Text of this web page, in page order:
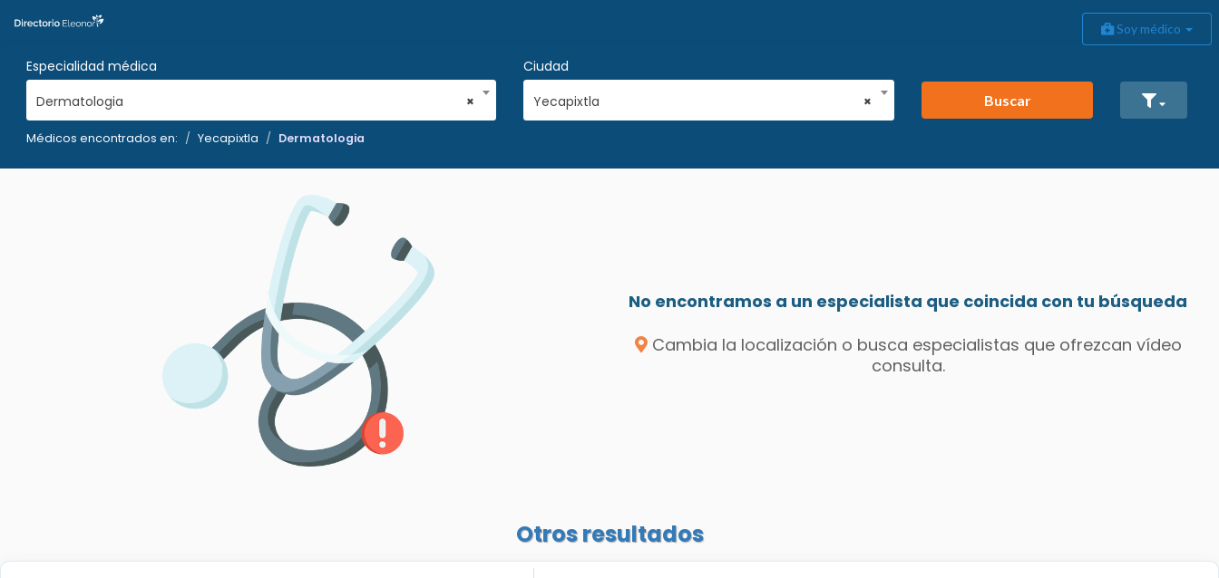
Soy médico
Especialidad médica
×
Dermatologia
Ciudad
×
Yecapixtla Buscar
Médicos encontrados en: Yecapixtla Dermatologia
No encontramos a un especialista que coincida con tu búsqueda
Cambia la localización o busca especialistas que ofrezcan vídeo
consulta.
Otros resultados